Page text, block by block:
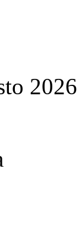
2026